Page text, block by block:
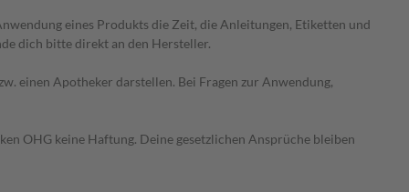
eines Produkts die Zeit, die Anleitungen, Etiketten und
dich bitte direkt an den Hersteller.
einen Apotheker darstellen. Bei Fragen zur Anwendung,
OHG keine Haftung. Deine gesetzlichen Ansprüche bleiben